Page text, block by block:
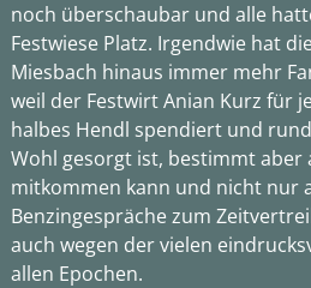
noch überschaubar und alle
Festwiese Platz. Irgendwie hat
Miesbach hinaus immer mehr
weil der Festwirt Anian Kurz für
halbes Hendl spendiert und
Wohl gesorgt ist, bestimmt aber
mitkommen kann und nicht nur
Benzingespräche zum
auch wegen der vielen
allen Epochen.